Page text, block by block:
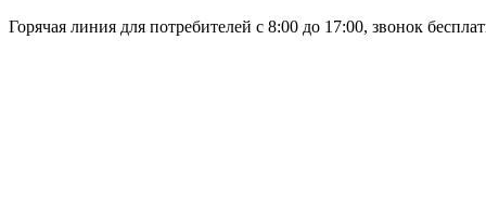
Горячая линия для потребителей с 8:00 до 17:00, звонок